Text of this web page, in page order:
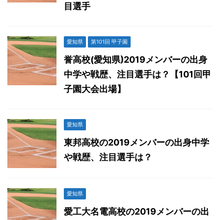
目選手
愛知県 第101回 甲子園
誉高校(愛知県)2019メンバーの出身
中学や戦歴、注目選手は？【101回甲
子園大会出場】
愛知県
東邦高校の2019メンバーの出身中学
や戦歴、注目選手は？
愛知県
愛工大名電高校の2019メンバーの出